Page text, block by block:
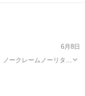
6月8日